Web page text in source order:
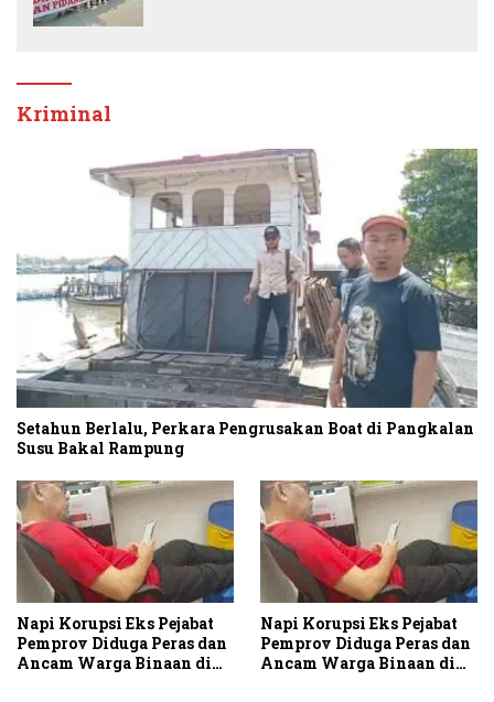
Kriminal
Setahun Berlalu, Perkara Pengrusakan Boat di Pangkalan
Susu Bakal Rampung
Napi Korupsi Eks Pejabat
Pemprov Diduga Peras dan
Ancam Warga Binaan di
Napi Korupsi Eks Pejabat
Pemprov Diduga Peras dan
Ancam Warga Binaan di